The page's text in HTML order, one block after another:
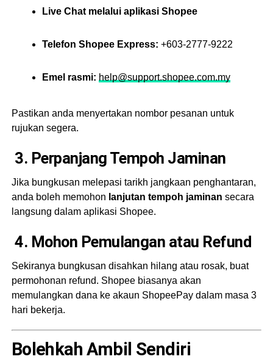
Live Chat melalui aplikasi Shopee
Telefon Shopee Express: +603-2777-9222
Emel rasmi: help@support.shopee.com.my
Pastikan anda menyertakan nombor pesanan untuk
rujukan segera.
3. Perpanjang Tempoh Jaminan
Jika bungkusan melepasi tarikh jangkaan penghantaran,
anda boleh memohon lanjutan tempoh jaminan secara
langsung dalam aplikasi Shopee.
4. Mohon Pemulangan atau Refund
Sekiranya bungkusan disahkan hilang atau rosak, buat
permohonan refund. Shopee biasanya akan
memulangkan dana ke akaun ShopeePay dalam masa 3
hari bekerja.
Bolehkah Ambil Sendiri